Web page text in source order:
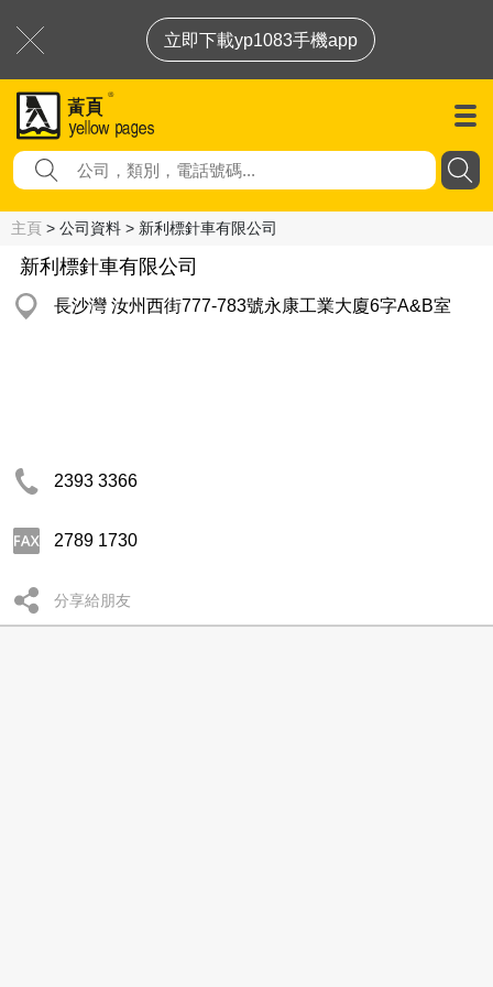
立即下載yp1083手機app
主頁 > 公司資料 > 新利標針車有限公司
新利標針車有限公司
長沙灣 汝州西街777-783號永康工業大廈6字A&B室
2393 3366
2789 1730
分享給朋友